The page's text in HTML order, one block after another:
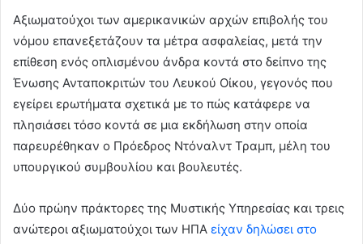
Αξιωματούχοι των αμερικανικών αρχών επιβολής του
νόμου επανεξετάζουν τα μέτρα ασφαλείας, μετά την
επίθεση ενός οπλισμένου άνδρα κοντά στο δείπνο της
Ένωσης Ανταποκριτών του Λευκού Οίκου, γεγονός που
εγείρει ερωτήματα σχετικά με το πώς κατάφερε να
πλησιάσει τόσο κοντά σε μια εκδήλωση στην οποία
παρευρέθηκαν ο Πρόεδρος Ντόναλντ Τραμπ, μέλη του
υπουργικού συμβουλίου και βουλευτές.
Δύο πρώην πράκτορες της Μυστικής Υπηρεσίας και τρεις
ανώτεροι αξιωματούχοι των ΗΠΑ είχαν δηλώσει στο